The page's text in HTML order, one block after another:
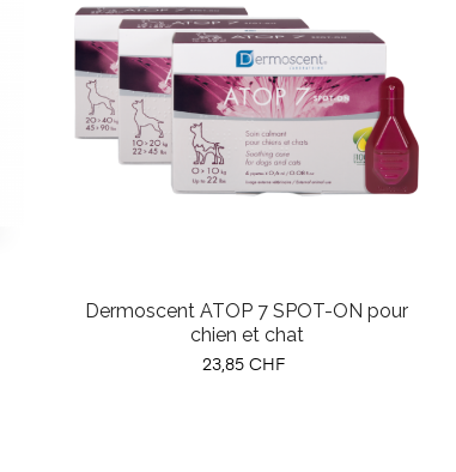
Dermoscent ATOP 7 SPOT-ON pour
chien et chat
Prix
23,85 CHF